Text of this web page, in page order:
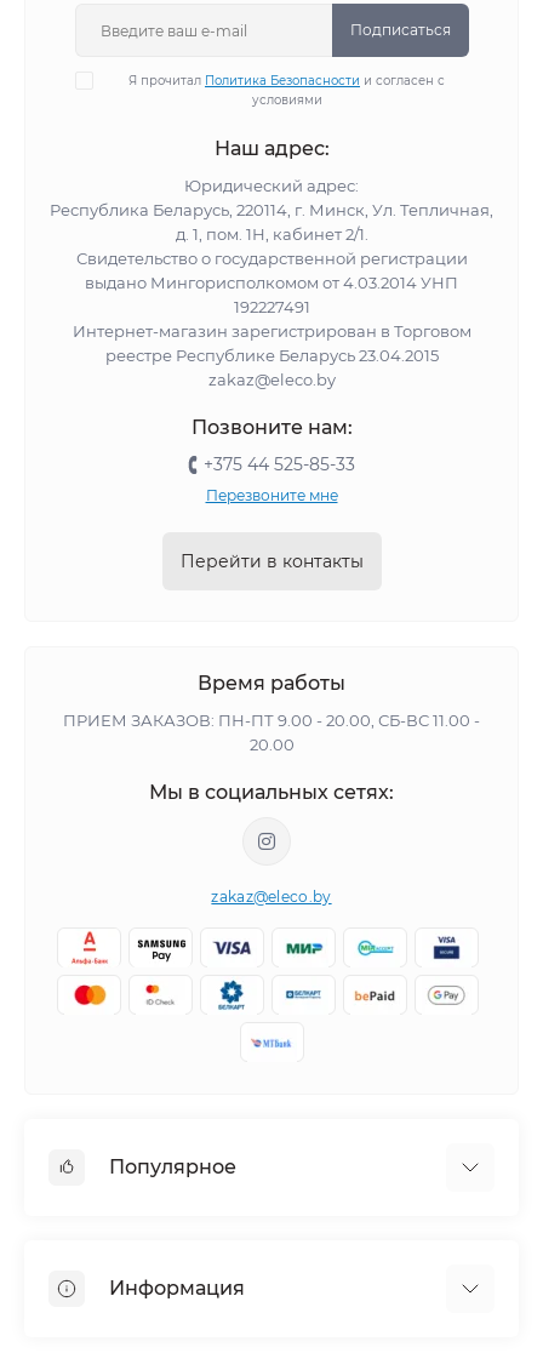
Подписаться
Я прочитал Политика Безопасности и согласен с
условиями
Наш адрес:
Юридический адрес:
Республика Беларусь, 220114, г. Минск, Ул. Тепличная,
д. 1, пом. 1Н, кабинет 2/1.
Свидетельство о государственной регистрации
выдано Мингорисполкомом от 4.03.2014 УНП
192227491
Интернет-магазин зарегистрирован в Торговом
реестре Республике Беларусь 23.04.2015
zakaz@eleco.by
Позвоните нам:
+375 44 525-85-33
Перезвоните мне
Перейти в контакты
Время работы
ПРИЕМ ЗАКАЗОВ: ПН-ПТ 9.00 - 20.00, СБ-ВС 11.00 -
20.00
Мы в социальных сетях:
zakaz@eleco.by
Популярное
Тепловые насосы
Информация